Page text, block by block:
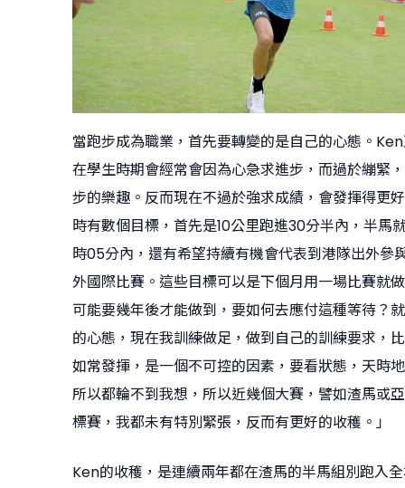
當跑步成為職業，首先要轉變的是自己的心態。
在學生時期會經常會因為心急求進步，而過於繃緊
步的樂趣。反而現在不過於強求成績，會發揮得更
時有數個目標，首先是10公里跑進30分半內，半馬
時05分內，還有希望持續有機會代表到港隊出外參
外國際比賽。這些目標可以是下個月用一場比賽就
可能要幾年後才能做到，要如何去應付這種等待？
的心態，現在我訓練做足，做到自己的訓練要求，
如常發揮，是一個不可控的因素，要看狀態，天時
所以都輪不到我想，所以近幾個大賽，譬如渣馬或
標賽，我都未有特別緊張，反而有更好的收穫。」
Ken的收穫，是連續兩年都在渣馬的半馬組別跑入